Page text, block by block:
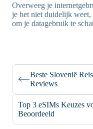
Overweeg je
je het niet duidelijk weet,
om je datagebruik te
Beste Slovenië
Reviews
Top 3 eSIMs Keuzes
Beoordeeld